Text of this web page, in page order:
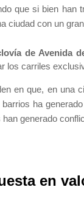
que si bien han
ciudad con un
de Avenida
los carriles
en que, en una
ha
generado
en